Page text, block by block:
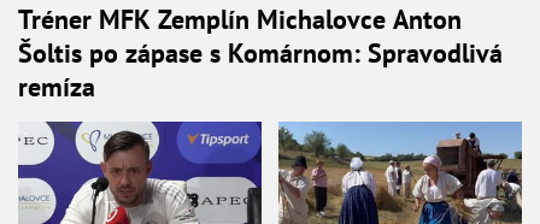
Tréner MFK Zemplín Michalovce Anton
Šoltis po zápase s Komárnom: Spravodlivá
remíza